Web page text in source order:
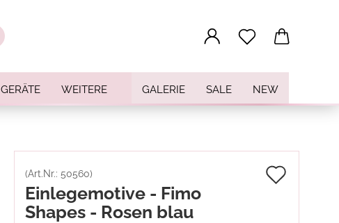
Suche...
GERÄTE GALERIE SALE NEW
WEITERE
(Art.Nr.: 50560)
Einlegemotive - Fimo
Shapes - Rosen blau